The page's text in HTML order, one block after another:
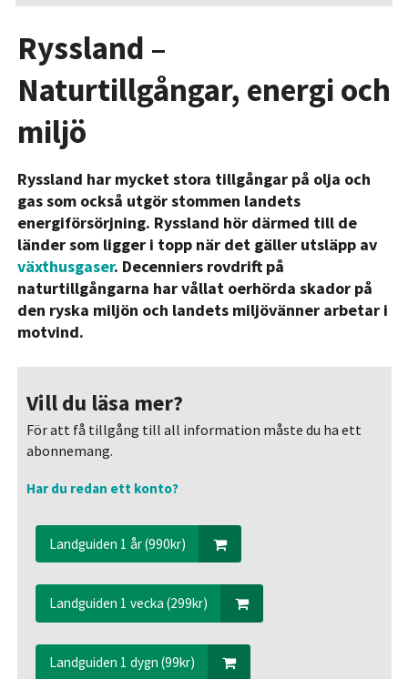
Ryssland –
Naturtillgångar, energi och
miljö
Ryssland har mycket stora tillgångar på olja och
gas som också utgör stommen landets
energiförsörjning. Ryssland hör därmed till de
länder som ligger i topp när det gäller utsläpp av
växthusgaser. Decenniers rovdrift på
naturtillgångarna har vållat oerhörda skador på
den ryska miljön och landets miljövänner arbetar i
motvind.
Vill du läsa mer?
För att få tillgång till all information måste du ha ett
abonnemang.
Har du redan ett konto?
Landguiden 1 år (990kr)
Landguiden 1 vecka (299kr)
Landguiden 1 dygn (99kr)